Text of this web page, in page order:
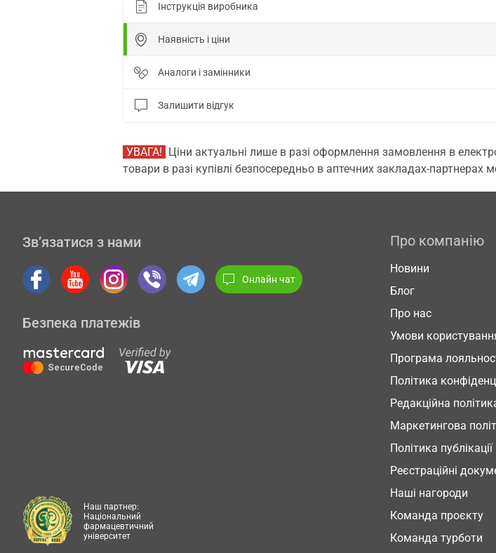
Інструкція виробника
Наявність і ціни
Аналоги і замінники
Залишити відгук
УВАГА! Ціни актуальні лише в разі оформлення замовлення в
товари в разі купівлі безпосередньо в аптечних закладах-партнерах
Зв’язатися з нами
Онлайн чат
Безпека платежів
Про компанію
Новини
Блог
Про нас
Умови
Програма
Політика
Редакційна
Маркетингова
Політика публікації
Реєстраційні
Наші нагороди
Команда проєкту
Команда турботи
Наш партнер:
Національний
фармацевтичний
університет